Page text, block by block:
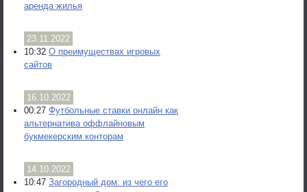
аренда жилья
23.11.2022
10:32 О преимуществах игровых
сайтов
16.10.2022
00:27 Футбольные ставки онлайн как
альтернатива оффлайновым
букмекерским конторам
14.10.2022
10:47 Загородный дом: из чего его